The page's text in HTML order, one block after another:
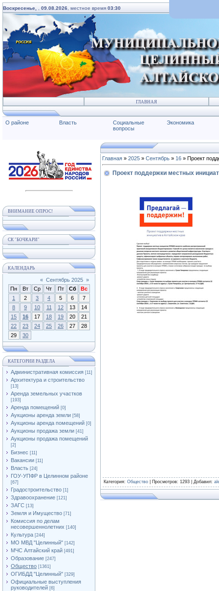
Воскресенье, 09.08.2026 , местное время 03:30
ГЛАВНАЯ
О районе Власть
Социальные
вопросы
Экономика
ВНИМАНИЕ ОПРОС!
СК "БОЧКАРИ"
КАЛЕНДАРЬ
« Сентябрь 2025 »
Пн
Вт Ср Чт Пт Сб
Вс
1
2 3 4 5 6
7
8
9 10 11 12 13
14
15
16 17 18 19 20
21
22
23 24 25 26 27
28
29
30
КАТЕГОРИИ РАЗДЕЛА
Административная комиссия [11]
Архитектура и строительство
[13]
Аренда земельных участков
[193]
Аренда помещений [0]
Аукционы аренда земли [58]
Аукционы аренда помещений [0]
Аукционы продажа земли [41]
Аукционы продажа помещений
[2]
Бизнес [11]
Вакансии [11]
Власть [24]
ГОУ-УПФР в Целинном районе
[67]
Градостроительство [1]
Здравоохранение [121]
ЗАГС [13]
Земля и Имущество [71]
Комиссия по делам
несовершеннолетних [140]
Культура [244]
МО МВД "Целинный" [142]
МЧС Алтайский край [491]
Образование [247]
Общество [1361]
ОГИБДД "Целинный" [329]
Официальные выступления
руководителей [6]
Главная » 2025 » Сентябрь » 16 » Проект
Проект поддержки местных
Категория: Общество Просмотров: 1293 | Добавил: